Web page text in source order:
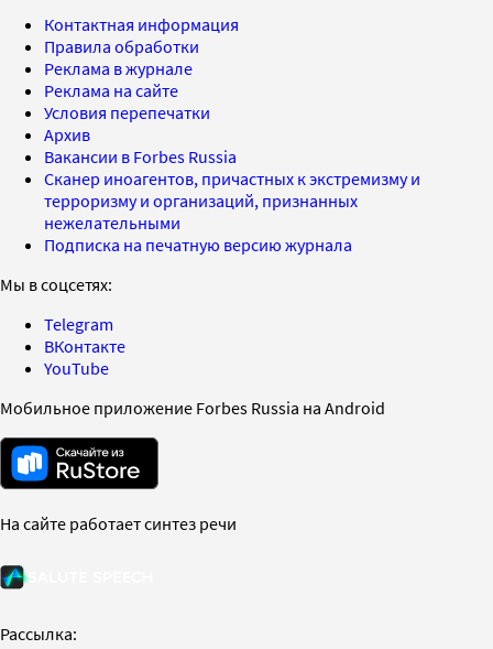
Контактная информация
Правила обработки
Реклама в журнале
Реклама на сайте
Условия перепечатки
Архив
Вакансии в Forbes Russia
Сканер иноагентов, причастных к экстремизму и
терроризму и организаций, признанных
нежелательными
Подписка на печатную версию журнала
Мы в соцсетях:
Telegram
ВКонтакте
YouTube
Мобильное приложение Forbes Russia на Android
На сайте работает синтез речи
Рассылка: